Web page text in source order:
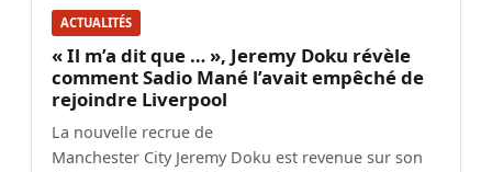
ACTUALITÉS
« Il m’a dit que … », Jeremy Doku révèle
comment Sadio Mané l’avait empêché de
rejoindre Liverpool
La nouvelle recrue de
Manchester City Jeremy Doku est revenue sur son